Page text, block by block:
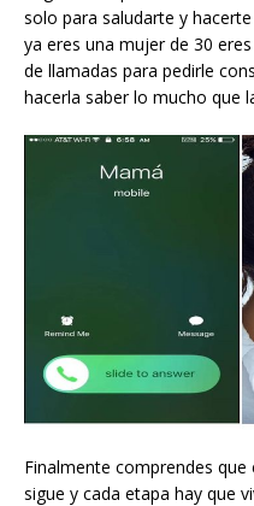
solo para saludarte y
ya eres una mujer de 30
de llamadas para pedirle
hacerla saber lo mucho que
Finalmente comprendes
sigue y cada etapa hay que